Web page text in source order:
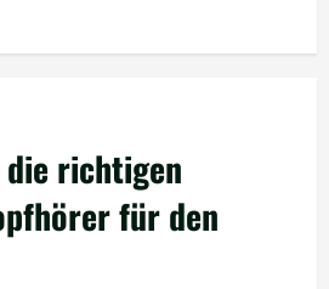
die richtigen
für den